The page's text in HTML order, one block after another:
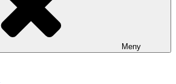
Meny